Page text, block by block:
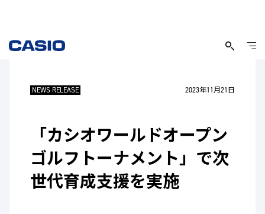
NEWS RELEASE 2023年11月21日
「カシオワールドオープン
ゴルフトーナメント」で次
世代育成支援を実施